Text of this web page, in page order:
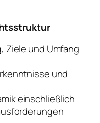
Ziele und Umfang
und
einschließlich